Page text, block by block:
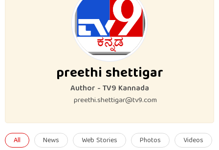
preethi shettigar
Author - TV9 Kannada
preethi.shettigar@tv9.com
All News Web Stories Photos Videos